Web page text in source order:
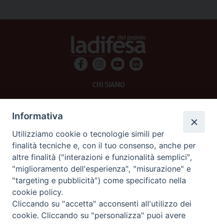
CHI SIAMO
SCRIVICI
La Difesa srl - P.iva 05125420280
La Difesa del Popolo percepisce i contributi pubblici all'editoria.
La Difesa del Popolo, tramite la Fisc (Federazione Italiana Settimanali Cattolici)
ha aderito allo IAP (Istituto dell'Autodisciplina Pubblicitaria) accettando il Codice
di Autodisciplina della Comunicazione Commerciale.
Informativa
Utilizziamo cookie o tecnologie simili per
finalità tecniche e, con il tuo consenso, anche per
altre finalità ("interazioni e funzionalità semplici",
"miglioramento dell'esperienza", "misurazione" e
"targeting e pubblicità") come specificato nella
cookie policy.
Cliccando su "accetta" acconsenti all'utilizzo dei
cookie. Cliccando su "personalizza" puoi avere